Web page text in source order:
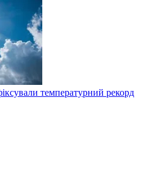
температурний рекорд